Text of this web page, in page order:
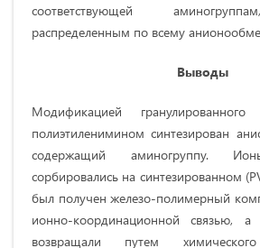
соответствующей
распределенным по всему
Выводы
Модификацией гранулированного
полиэтиленимином синтезирован
содержащий аминогруппу.
сорбировались на синтезированном
был получен железо-полимерный
ионно-координационной связью,
возвращали путем химического